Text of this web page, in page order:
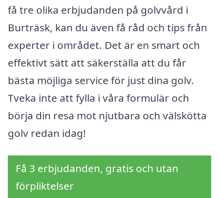
få tre olika erbjudanden på golvvård i
Burträsk, kan du även få råd och tips från
experter i området. Det är en smart och
effektivt sätt att säkerställa att du får
bästa möjliga service för just dina golv.
Tveka inte att fylla i våra formulär och
börja din resa mot njutbara och välskötta
golv redan idag!
Få 3 erbjudanden, gratis och utan
förpliktelser